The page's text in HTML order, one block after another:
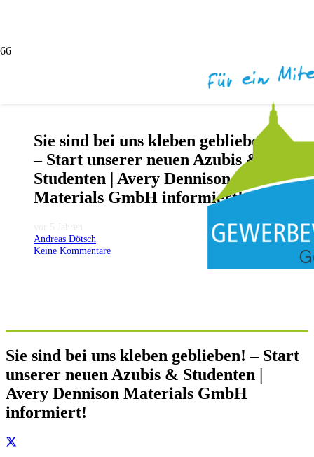
Sie sind bei uns kleben geblieben!
– Start unserer neuen Azubis &
Studenten | Avery Dennison
Materials GmbH informiert!
Andreas Dötsch
Keine Kommentare
Sie sind bei uns kleben geblieben! – Start
unserer neuen Azubis & Studenten |
Avery Dennison Materials GmbH
informiert!